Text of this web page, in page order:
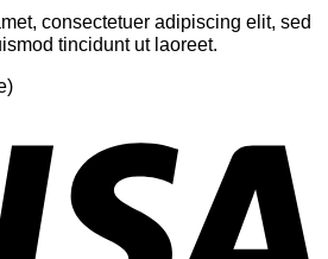
consectetuer adipiscing elit, sed
tincidunt ut laoreet.